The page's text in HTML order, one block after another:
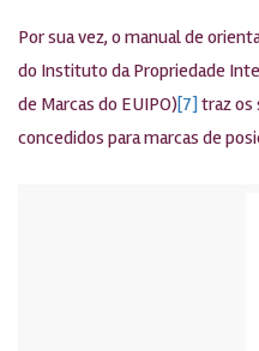
Por sua vez, o manual de
do Instituto da Propriedade
de Marcas do EUIPO)[7]traz os
concedidos para marcas de